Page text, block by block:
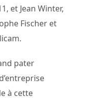
et Jean Winter,
Fischer et
pater
à cette